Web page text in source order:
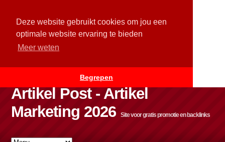
Deze website gebruikt cookies om jou een
optimale website ervaring te bieden
Meer weten
Begrepen
Artikel Post - Artikel
Marketing 2026
Site voor gratis promotie en backlinks